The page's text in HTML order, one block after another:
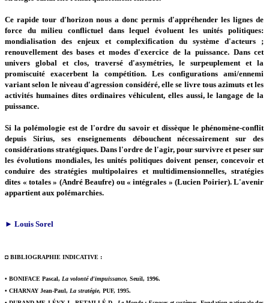
Ce rapide tour d'horizon nous a donc permis d'appréhender les lignes de
force du milieu conflictuel dans lequel évoluent les unités politiques:
mondialisation des enjeux et complexification du système d'acteurs ;
renouvellement des bases et modes d'exercice de la puissance. Dans cet
univers global et clos, traversé d'asymétries, le surpeuplement et la
promiscuité exacerbent la compétition. Les configurations ami/ennemi
variant selon le niveau d'agression considéré, elle se livre tous azimuts et les
activités humaines dites ordinaires véhiculent, elles aussi, le langage de la
puissance.
Si la polémologie est de l'ordre du savoir et dissèque le phénomène-conflit
depuis Sirius, ses enseignements débouchent nécessairement sur des
considérations stratégiques. Dans l'ordre de l'agir, pour survivre et peser sur
les évolutions mondiales, les unités politiques doivent penser, concevoir et
conduire des stratégies multipolaires et multidimensionnelles, stratégies
dites « totales » (André Beaufre) ou « intégrales » (Lucien Poirier). L'avenir
appartient aux polémarchies.
► Louis Sorel
◘ BIBLIOGRAPHIE INDICATIVE :
• BONIFACE Pascal, La volonté d'impuissance, Seuil, 1996.
• CHARNAY Jean-Paul, La stratégie, PUF, 1995.